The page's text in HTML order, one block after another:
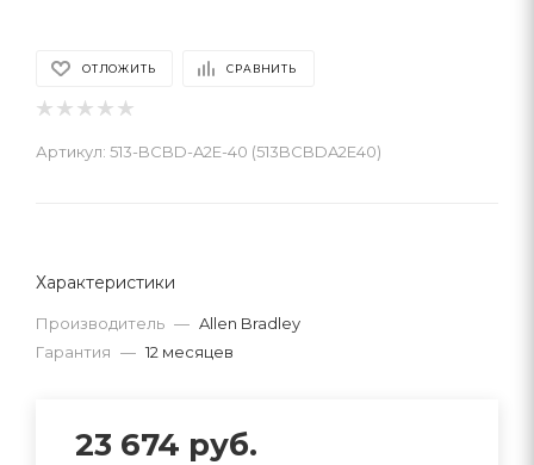
ОТЛОЖИТЬ СРАВНИТЬ
Артикул: 513-BCBD-A2E-40 (513BCBDA2E40)
Характеристики
Производитель — Allen Bradley
Гарантия — 12 месяцев
23 674 руб.